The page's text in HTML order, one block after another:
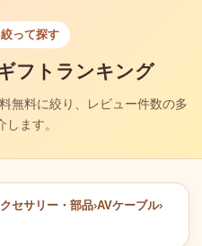
って探す
フトランキング
無料に絞り、レビュー件数の多
します。
セサリー・部品›AVケーブル›